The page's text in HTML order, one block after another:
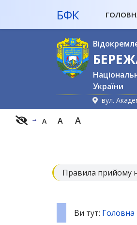
БФК
України
вул.
A A A
Правила прийому
Ви тут: Головна